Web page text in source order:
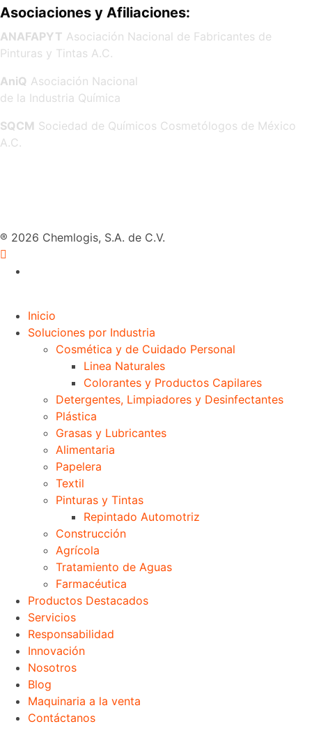
Asociaciones y Afiliaciones:
ANAFAPYT Asociación Nacional de Fabricantes de
Pinturas y Tintas A.C.
AniQ Asociación Nacional
de la Industria Química
SQCM Sociedad de Químicos Cosmetólogos de México
A.C.
® 2026 Chemlogis, S.A. de C.V.
Inicio
Soluciones por Industria
Cosmética y de Cuidado Personal
Linea Naturales
Colorantes y Productos Capilares
Detergentes, Limpiadores y Desinfectantes
Plástica
Grasas y Lubricantes
Alimentaria
Papelera
Textil
Pinturas y Tintas
Repintado Automotriz
Construcción
Agrícola
Tratamiento de Aguas
Farmacéutica
Productos Destacados
Servicios
Responsabilidad
Innovación
Nosotros
Blog
Maquinaria a la venta
Contáctanos